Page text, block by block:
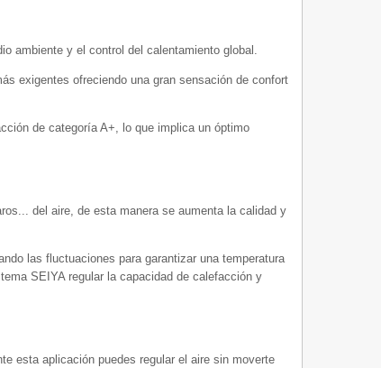
ambiente y el control del calentamiento global.
exigentes ofreciendo una gran sensación de confort
de categoría A+, lo que implica un óptimo
del aire, de esta manera se aumenta la calidad y
las fluctuaciones para garantizar una temperatura
SEIYA regular la capacidad de calefacción y
esta aplicación puedes regular el aire sin moverte